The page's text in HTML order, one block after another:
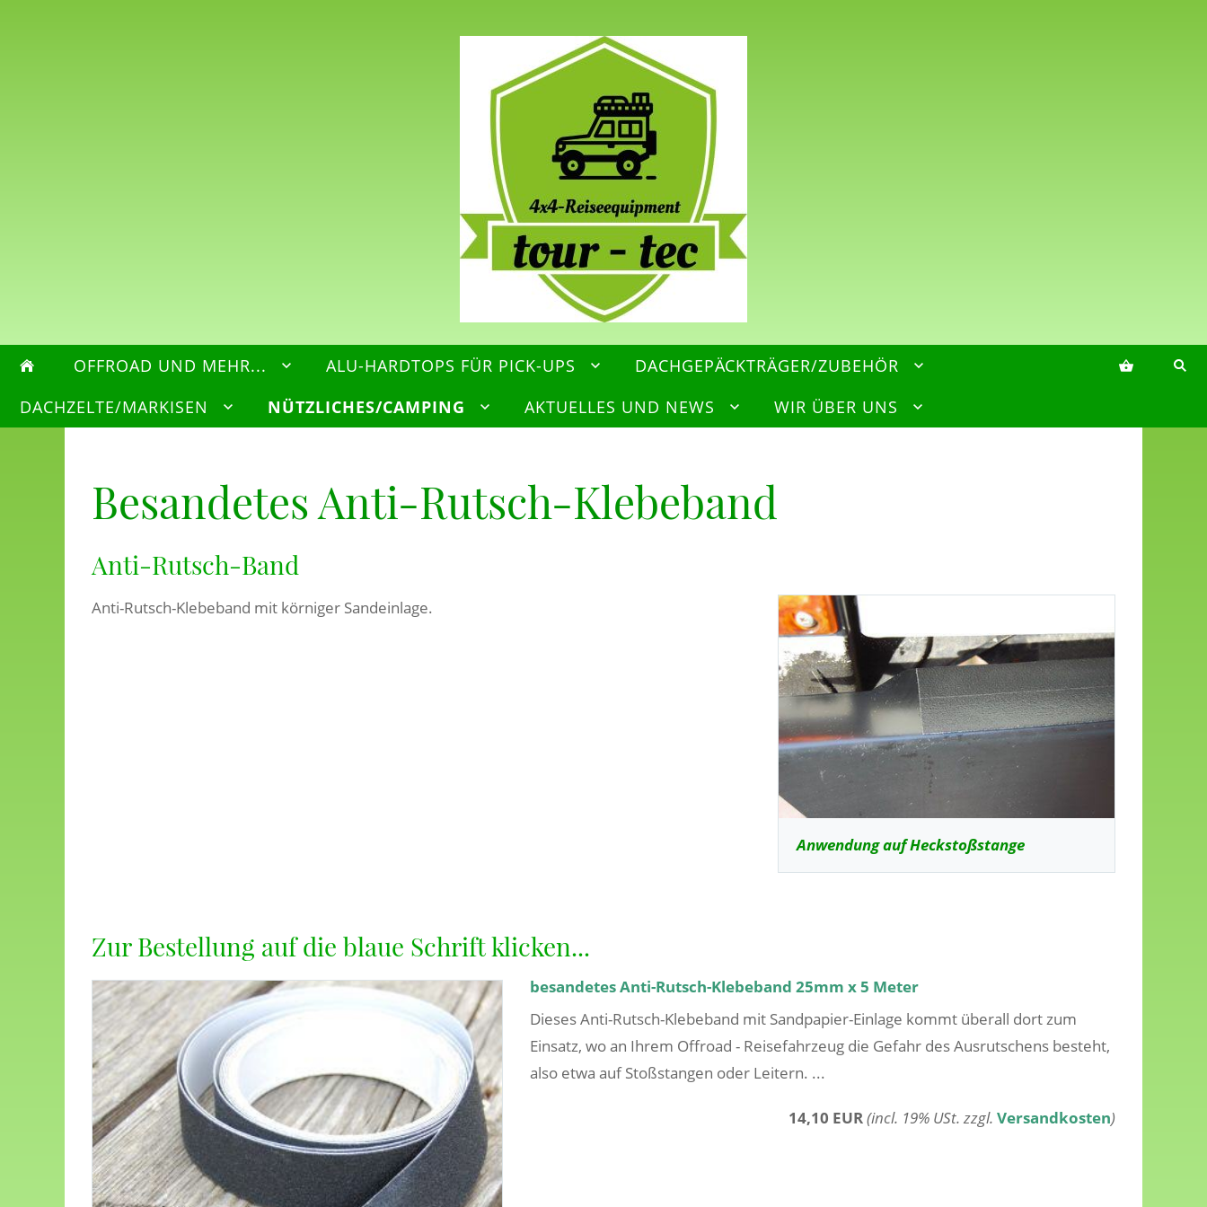
OFFROAD UND MEHR... ALU-HARDTOPS FÜR PICK-UPS
DACHGEPÄCKTRÄGER/ZUBEHÖR
DACHZELTE/MARKISEN
NÜTZLICHES/CAMPING AKTUELLES UND NEWS WIR ÜBER UNS
Besandetes Anti-Rutsch-Klebeband
Anti-Rutsch-Band
Anwendung auf Heckstoßstange
Anti-Rutsch-Klebeband mit körniger Sandeinlage.
Zur Bestellung auf die blaue Schrift klicken...
besandetes Anti-Rutsch-Klebeband 25mm x 5 Meter
Dieses Anti-Rutsch-Klebeband mit Sandpapier-Einlage kommt überall dort zum
Einsatz, wo an Ihrem Offroad - Reisefahrzeug die Gefahr des Ausrutschens besteht,
also etwa auf Stoßstangen oder Leitern. ...
14,10 EUR(incl. 19% USt. zzgl. Versandkosten)